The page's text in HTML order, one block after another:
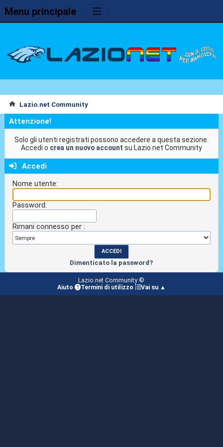
Menu principale
Lazio.net Community
Attenzione!
Solo gli utenti registrati possono accedere a questa sezione.
Accedi o crea un nuovo account su Lazio.net Community
Accedi
Nome utente:
Password:
Rimani connesso per :
Dimenticato la password?
Lazio.net Community ©
Aiuto
Termini di utilizzo Vai su ▲